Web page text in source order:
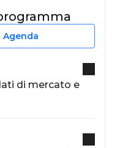
di mercato e